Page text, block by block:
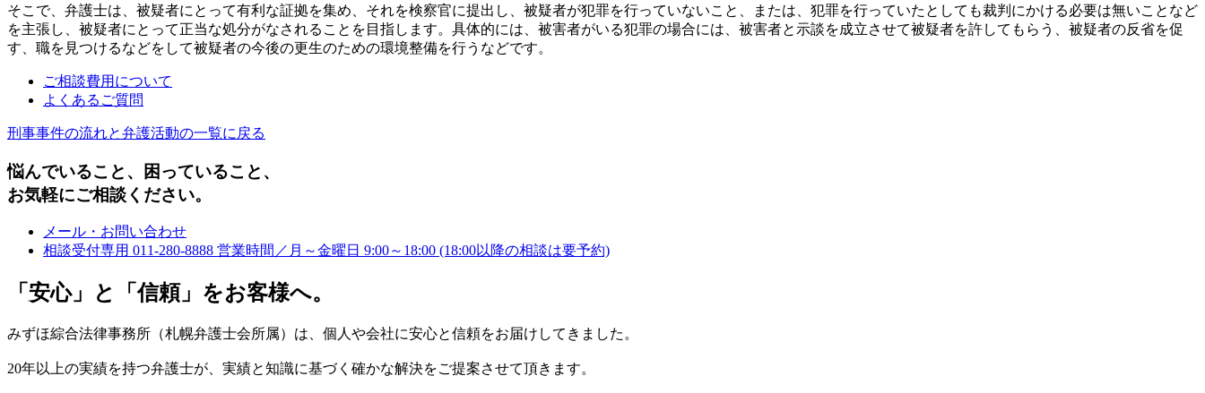
そこで、弁護士は、被疑者にとって有利な証拠を集め、それを検察官に提出し、被疑者が犯罪を行っていないこと、または、犯罪を行っていたとしても裁判にかける必要は無いことなど
を主張し、被疑者にとって正当な処分がなされることを目指します。具体的には、被害者がいる犯罪の場合には、被害者と示談を成立させて被疑者を許してもらう、被疑者の反省を促
す、職を見つけるなどをして被疑者の今後の更生のための環境整備を行うなどです。
ご相談費用について
よくあるご質問
刑事事件の流れと弁護活動の一覧に戻る
悩んでいること、困っていること、
お気軽にご相談ください。
メール・お問い合わせ
相談受付専用 011-280-8888 営業時間／月～金曜日 9:00～18:00 (18:00以降の相談は要予約)
「安心」と「信頼」をお客様へ。
みずほ綜合法律事務所（札幌弁護士会所属）は、個人や会社に安心と信頼をお届けしてきました。
20年以上の実績を持つ弁護士が、実績と知識に基づく確かな解決をご提案させて頂きます。